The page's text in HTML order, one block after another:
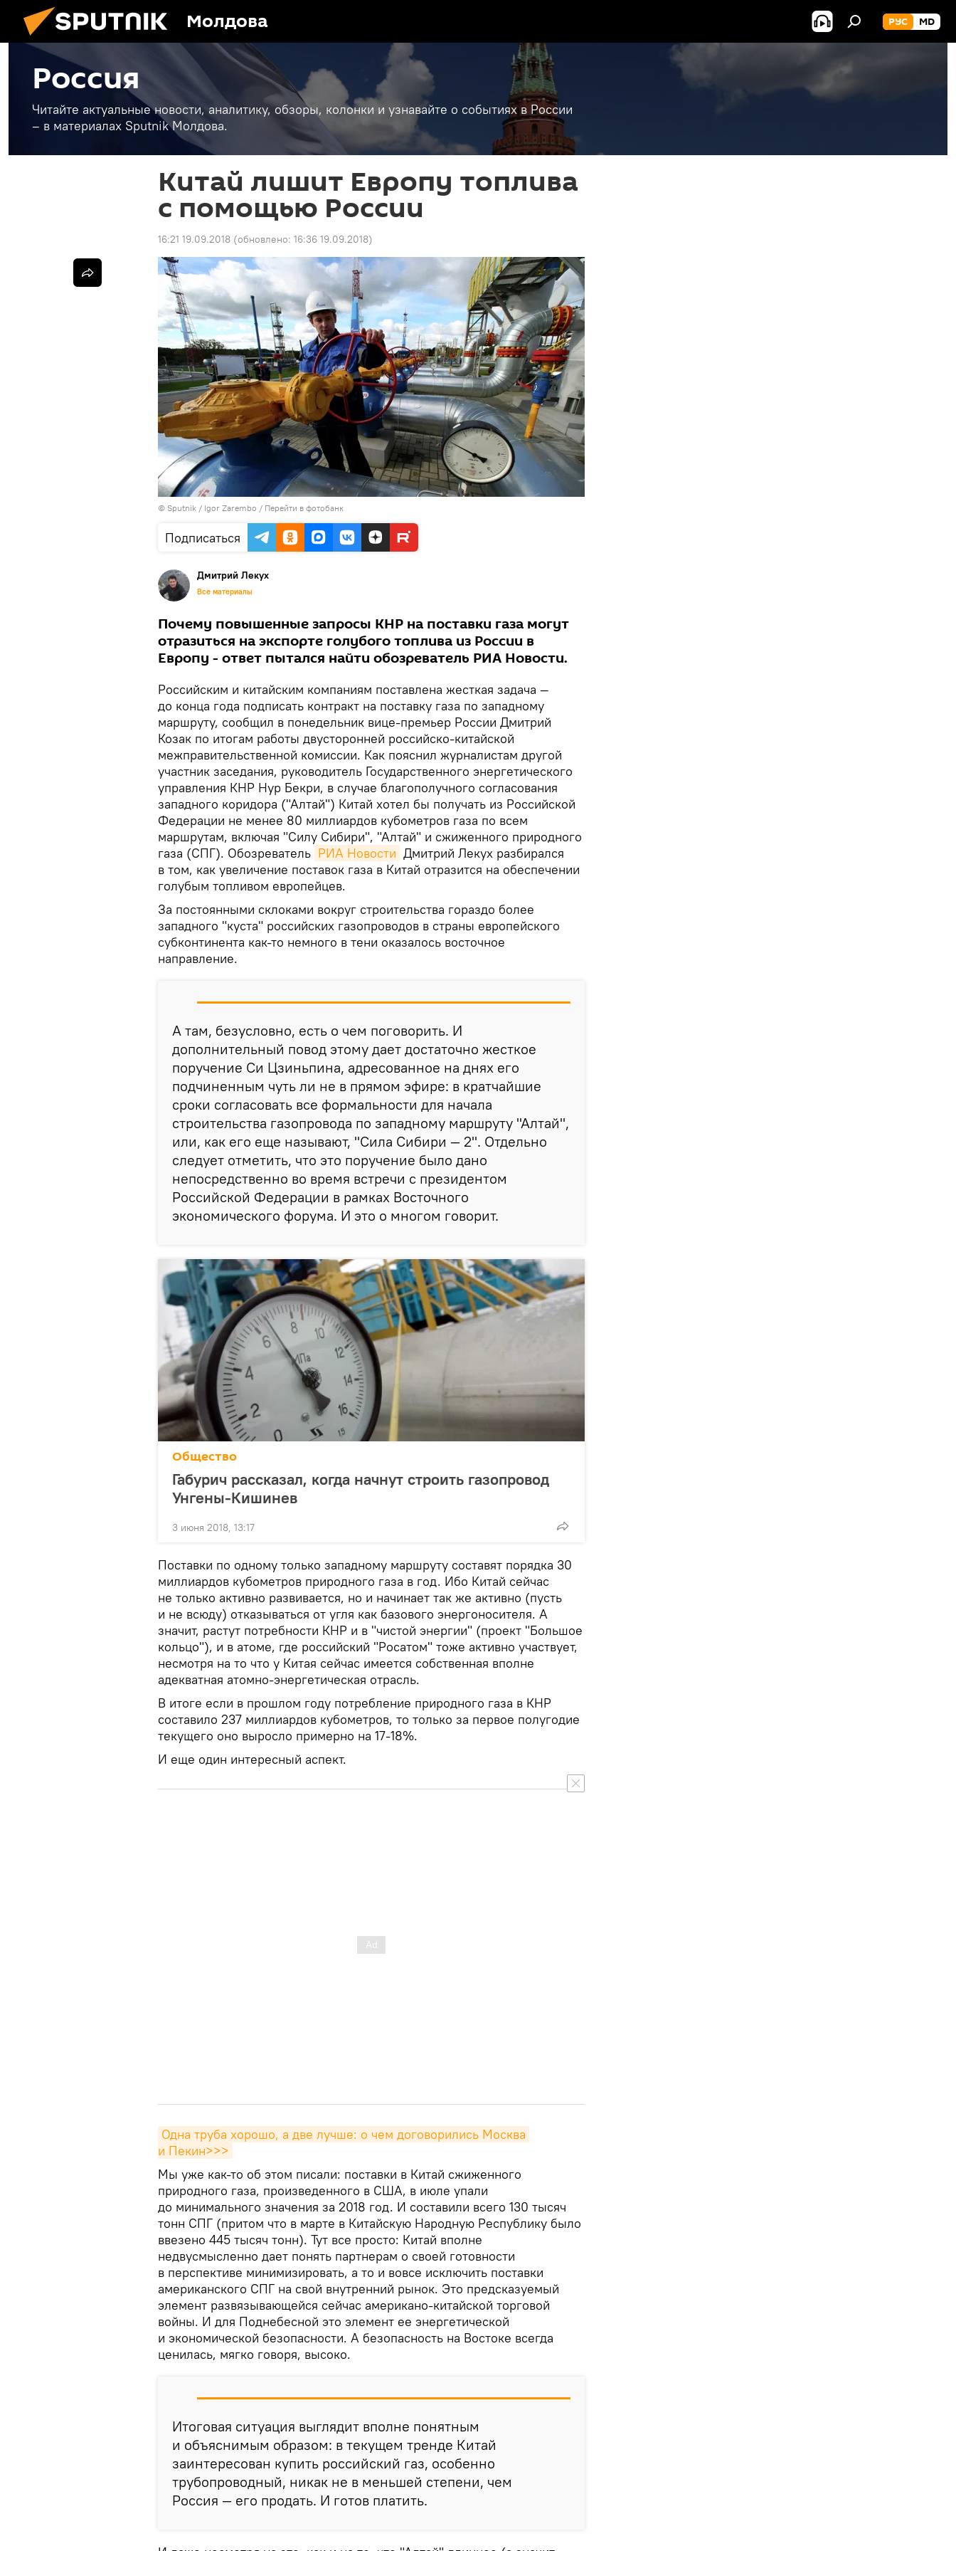
Молдова РУС MD
Россия
Читайте актуальные новости, аналитику, обзоры, колонки и узнавайте о событиях в России
– в материалах Sputnik Молдова.
Китай лишит Европу топлива
с помощью России
16:21 19.09.2018 (обновлено: 16:36 19.09.2018)
© Sputnik / Igor Zarembo / Перейти в фотобанк
Подписаться
Дмитрий Лекух
Все материалы
Почему повышенные запросы КНР на поставки газа могут
отразиться на экспорте голубого топлива из России в
Европу - ответ пытался найти обозреватель РИА Новости.
Российским и китайским компаниям поставлена жесткая задача —
до конца года подписать контракт на поставку газа по западному
маршруту, сообщил в понедельник вице-премьер России Дмитрий
Козак по итогам работы двусторонней российско-китайской
межправительственной комиссии. Как пояснил журналистам другой
участник заседания, руководитель Государственного энергетического
управления КНР Нур Бекри, в случае благополучного согласования
западного коридора ("Алтай") Китай хотел бы получать из Российской
Федерации не менее 80 миллиардов кубометров газа по всем
маршрутам, включая "Силу Сибири", "Алтай" и сжиженного природного
газа (СПГ). Обозреватель РИА Новости Дмитрий Лекух разбирался
в том, как увеличение поставок газа в Китай отразится на обеспечении
голубым топливом европейцев.
За постоянными склоками вокруг строительства гораздо более
западного "куста" российских газопроводов в страны европейского
субконтинента как-то немного в тени оказалось восточное
направление.
А там, безусловно, есть о чем поговорить. И
дополнительный повод этому дает достаточно жесткое
поручение Си Цзиньпина, адресованное на днях его
подчиненным чуть ли не в прямом эфире: в кратчайшие
сроки согласовать все формальности для начала
строительства газопровода по западному маршруту "Алтай",
или, как его еще называют, "Сила Сибири — 2". Отдельно
следует отметить, что это поручение было дано
непосредственно во время встречи с президентом
Российской Федерации в рамках Восточного
экономического форума. И это о многом говорит.
Общество
Габурич рассказал, когда начнут строить газопровод
Унгены-Кишинев
3 июня 2018, 13:17
Поставки по одному только западному маршруту составят порядка 30
миллиардов кубометров природного газа в год. Ибо Китай сейчас
не только активно развивается, но и начинает так же активно (пусть
и не всюду) отказываться от угля как базового энергоносителя. А
значит, растут потребности КНР и в "чистой энергии" (проект "Большое
кольцо"), и в атоме, где российский "Росатом" тоже активно участвует,
несмотря на то что у Китая сейчас имеется собственная вполне
адекватная атомно-энергетическая отрасль.
В итоге если в прошлом году потребление природного газа в КНР
составило 237 миллиардов кубометров, то только за первое полугодие
текущего оно выросло примерно на 17-18%.
И еще один интересный аспект.
Одна труба хорошо, а две лучше: о чем договорились Москва
и Пекин>>>
Мы уже как-то об этом писали: поставки в Китай сжиженного
природного газа, произведенного в США, в июле упали
до минимального значения за 2018 год. И составили всего 130 тысяч
тонн СПГ (притом что в марте в Китайскую Народную Республику было
ввезено 445 тысяч тонн). Тут все просто: Китай вполне
недвусмысленно дает понять партнерам о своей готовности
в перспективе минимизировать, а то и вовсе исключить поставки
американского СПГ на свой внутренний рынок. Это предсказуемый
элемент развязывающейся сейчас американо-китайской торговой
войны. И для Поднебесной это элемент ее энергетической
и экономической безопасности. А безопасность на Востоке всегда
ценилась, мягко говоря, высоко.
Итоговая ситуация выглядит вполне понятным
и объяснимым образом: в текущем тренде Китай
заинтересован купить российский газ, особенно
трубопроводный, никак не в меньшей степени, чем
Россия — его продать. И готов платить.